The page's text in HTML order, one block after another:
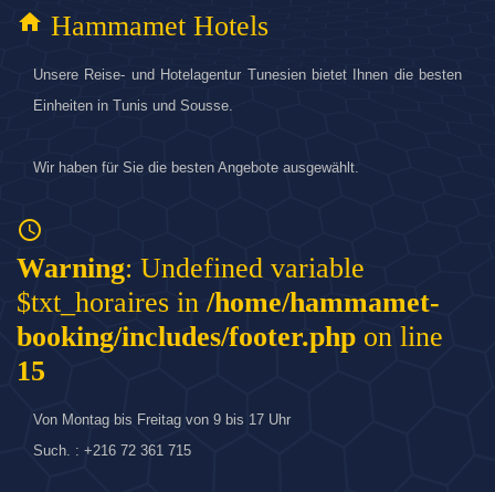
home Hammamet Hotels
Unsere Reise- und Hotelagentur Tunesien bietet Ihnen die besten
Einheiten in Tunis und Sousse.
Wir haben für Sie die besten Angebote ausgewählt.
access_time
Warning: Undefined variable
$txt_horaires in /home/hammamet-
booking/includes/footer.php on line
15
Von Montag bis Freitag von 9 bis 17 Uhr
Such. : +216 72 361 715